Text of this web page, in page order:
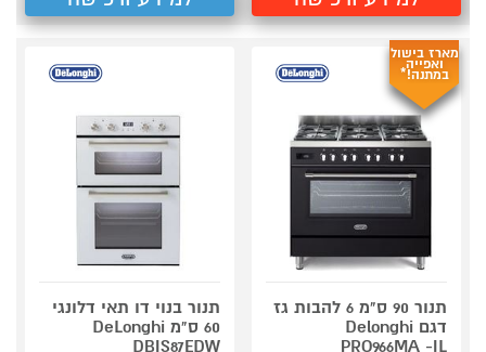
מארז בישול
ואפייה
במתנה!*
תנור 90 ס"מ 6 להבות גז
דגם Delonghi
PRO966MA -IL
תנור בנוי דו תאי דלונגי
60 ס"מ DeLonghi
DBIS87EDW